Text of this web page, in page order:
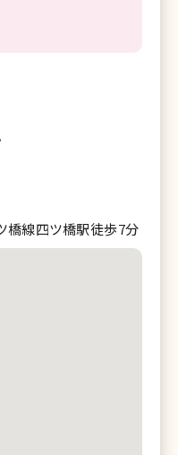
橋線四ツ橋駅徒歩7分